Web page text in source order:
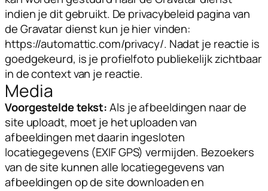
indien je dit gebruikt. De privacybeleid pagina van
de Gravatar dienst kun je hier vinden:
https://automattic.com/privacy/. Nadat je reactie is
goedgekeurd, is je profielfoto publiekelijk zichtbaar
in de context van je reactie.
Media
Voorgestelde tekst:Als je afbeeldingen naar de
site uploadt, moet je het uploaden van
afbeeldingen met daarin ingesloten
locatiegegevens (EXIF GPS) vermijden. Bezoekers
van de site kunnen alle locatiegegevens van
afbeeldingen op de site downloaden en